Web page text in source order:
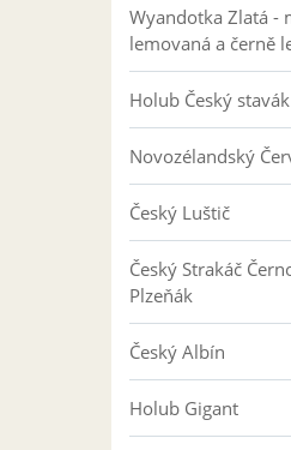
Wyandotka Zlatá -
lemovaná a černě
Holub Český stavák
Novozélandský
Český Luštič
Český Strakáč
Plzeňák
Český Albín
Holub Gigant